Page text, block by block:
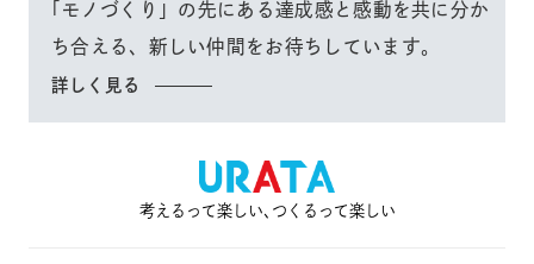
「モノづくり」 の先にある達成感と感動を共に分か
ち合える、 新しい仲間をお待ちしています。
詳しく見る
考えるって楽しい､つくるって楽しい